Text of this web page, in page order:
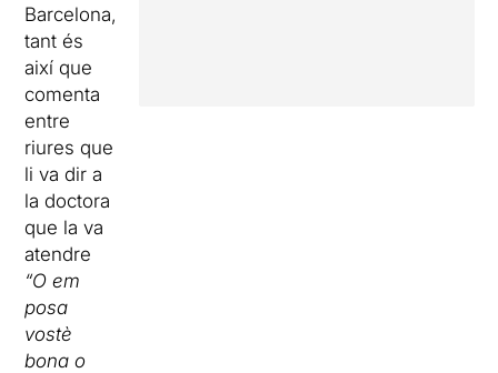
Barcelona,
tant és
així que
comenta
entre
riures que
li va dir a
la doctora
que la va
atendre
“O em
posa
vostè
bona o